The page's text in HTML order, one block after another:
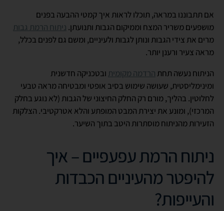
אם תתבוננו במראה, תוכלו לראות איך קמטי ההבעה בפנים
מושפעים משריר המצח וממיקום הגבות ותנועתן. ניתוח הרמת גבות
מרים את צידי הגבות ונותן לגבות ולעיניים, ומשם גם לפנים בכלל,
מראה צעיר ורענן יותר.
הניתוח נעשה תחתהרדמה מקומית ובטכניקה חדשנית
ומינימליסטית, שעושה שימוש בסיב אופטי ומבטיחה מראה טבעי
לחלוטין. בהליך, מורם רק החלק החיצוני של הגבות (לא נוגע בחלק
המרכזי), ומונע את יצירת המבט המופתע והלא אטרקטיבי. הצלקות
הזעירות מהניתוח מוסתרות היטב בתוך השיער.
ניתוח הרמת עפעפיים – איך
להיפטר מהעיניים הכבדות
והעייפות?